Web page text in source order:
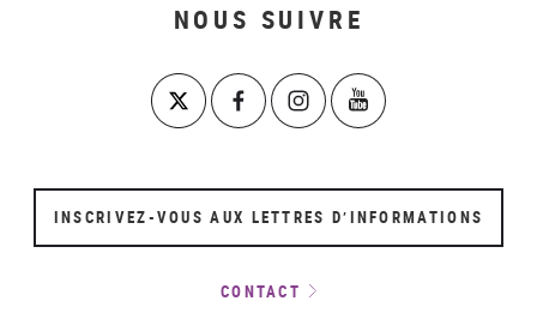
NOUS SUIVRE
INSCRIVEZ-VOUS AUX LETTRES D’INFORMATIONS
CONTACT